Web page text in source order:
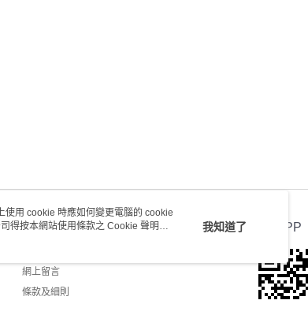
客戶服務
網上留言
條款及細則
官方APP
用 cookie 時應如何變更電腦的 cookie
得按本網站使用條款之 Cookie 聲明使
我知道了